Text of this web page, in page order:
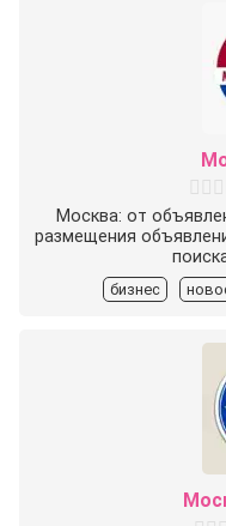
Москва: от
размещения
бизнес